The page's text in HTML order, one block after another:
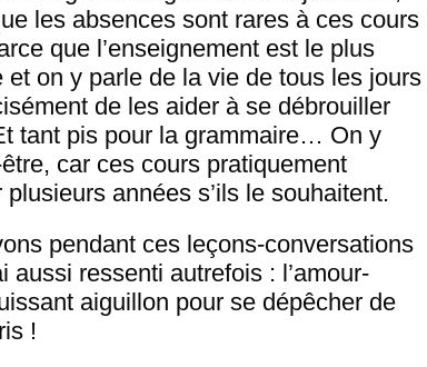
les absences sont rares à ces cours
que l’enseignement est le plus
on y parle de la vie de tous les jours
de les aider à se débrouiller
tant pis pour la grammaire… On y
car ces cours pratiquement
années s’ils le souhaitent.
pendant ces leçons-conversations
aussi ressenti autrefois : l’amour-
aiguillon pour se dépêcher de
!